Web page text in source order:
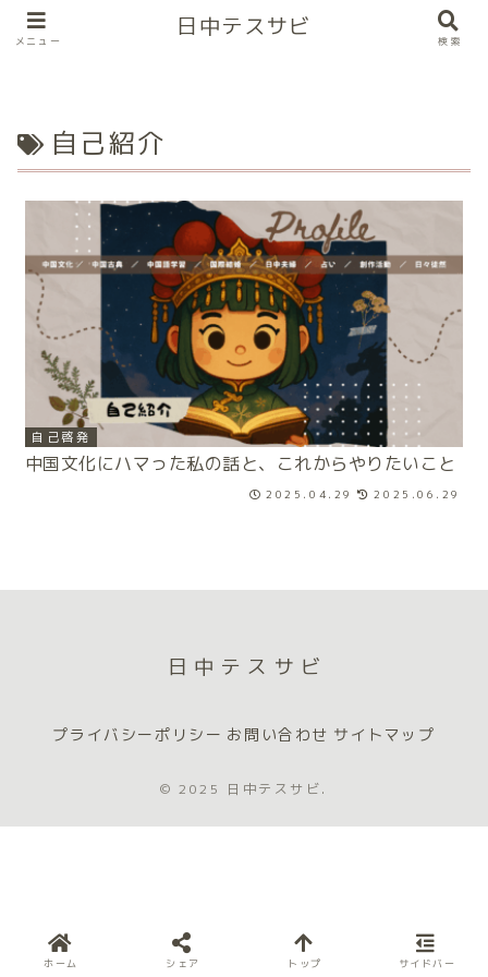
自己紹介
自己啓発
中国文化にハマった私の話と、これからやりたいこと
2025.04.29 2025.06.29
日中テスサビ
プライバシーポリシー お問い合わせ サイトマップ
© 2025 日中テスサビ.
メニュー
日中テスサビ
検索
ホーム シェア トップ サイドバー